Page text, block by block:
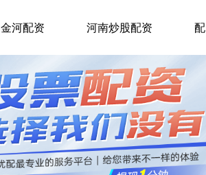
金河配资 河南炒股配资